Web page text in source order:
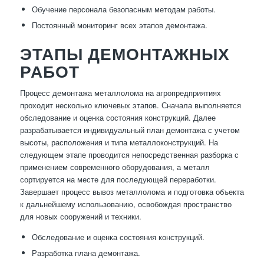
Обучение персонала безопасным методам работы.
Постоянный мониторинг всех этапов демонтажа.
ЭТАПЫ ДЕМОНТАЖНЫХ
РАБОТ
Процесс демонтажа металлолома на агропредприятиях
проходит несколько ключевых этапов. Сначала выполняется
обследование и оценка состояния конструкций. Далее
разрабатывается индивидуальный план демонтажа с учетом
высоты, расположения и типа металлоконструкций. На
следующем этапе проводится непосредственная разборка с
применением современного оборудования, а металл
сортируется на месте для последующей переработки.
Завершает процесс вывоз металлолома и подготовка объекта
к дальнейшему использованию, освобождая пространство
для новых сооружений и техники.
Обследование и оценка состояния конструкций.
Разработка плана демонтажа.